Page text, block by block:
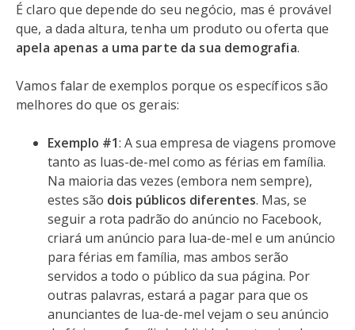
É claro que depende do seu negócio, mas é provável
que, a dada altura, tenha um produto ou oferta que
apela apenas a uma parte da sua demografia.
Vamos falar de exemplos porque os específicos são
melhores do que os gerais:
Exemplo #1: A sua empresa de viagens promove
tanto as luas-de-mel como as férias em família.
Na maioria das vezes (embora nem sempre),
estes são dois públicos diferentes. Mas, se
seguir a rota padrão do anúncio no Facebook,
criará um anúncio para lua-de-mel e um anúncio
para férias em família, mas ambos serão
servidos a todo o público da sua página. Por
outras palavras, estará a pagar para que os
anunciantes de lua-de-mel vejam o seu anúncio